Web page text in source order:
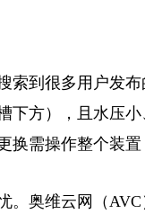
到很多用户发布
下方），且水压
换需操作整个装置
奥维云网（AVC